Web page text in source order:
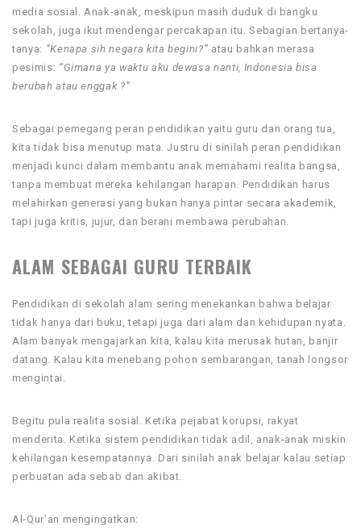
media sosial. Anak-anak, meskipun masih duduk di bangku
sekolah, juga ikut mendengar percakapan itu. Sebagian bertanya-
tanya: “Kenapa sih negara kita begini?” atau bahkan merasa
pesimis: “Gimana ya waktu aku dewasa nanti, Indonesia bisa
berubah atau enggak ?”
Sebagai pemegang peran pendidikan yaitu guru dan orang tua,
kita tidak bisa menutup mata. Justru di sinilah peran pendidikan
menjadi kunci dalam membantu anak memahami realita bangsa,
tanpa membuat mereka kehilangan harapan. Pendidikan harus
melahirkan generasi yang bukan hanya pintar secara akademik,
tapi juga kritis, jujur, dan berani membawa perubahan.
ALAM SEBAGAI GURU TERBAIK
Pendidikan di sekolah alam sering menekankan bahwa belajar
tidak hanya dari buku, tetapi juga dari alam dan kehidupan nyata.
Alam banyak mengajarkan kita, kalau kita merusak hutan, banjir
datang. Kalau kita menebang pohon sembarangan, tanah longsor
mengintai.
Begitu pula realita sosial. Ketika pejabat korupsi, rakyat
menderita. Ketika sistem pendidikan tidak adil, anak-anak miskin
kehilangan kesempatannya. Dari sinilah anak belajar kalau setiap
perbuatan ada sebab dan akibat.
Al-Qur’an mengingatkan: